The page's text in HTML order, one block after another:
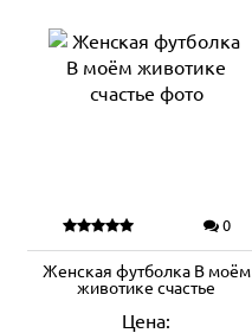
0
Женская футболка В моём
животике счастье
Цена: